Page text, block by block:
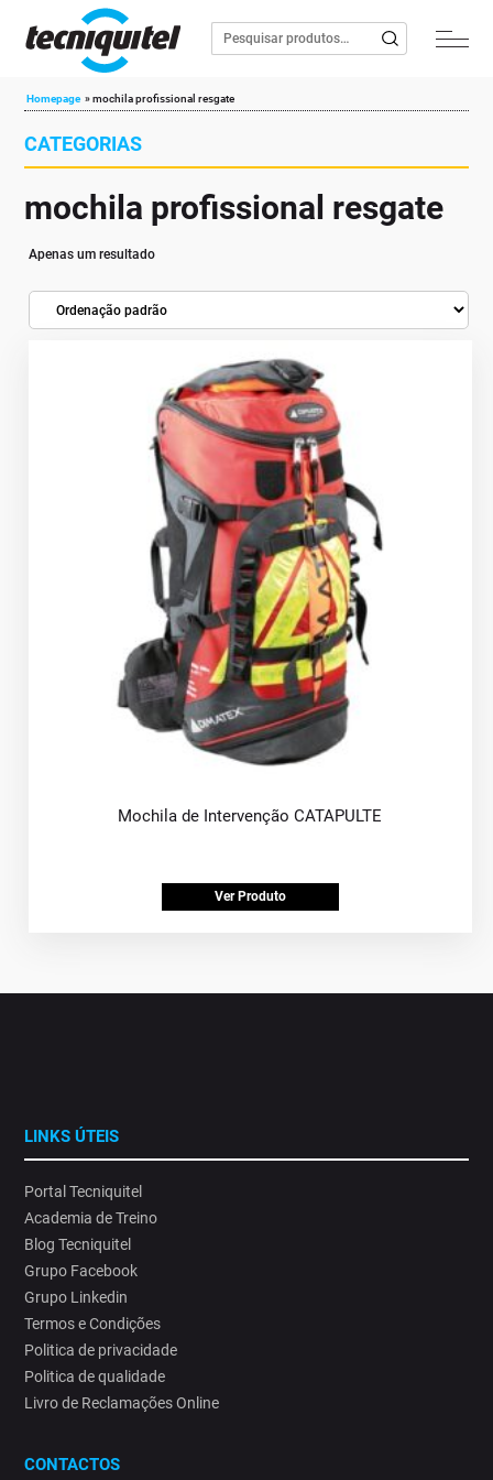
Homepage »mochila profissional resgate
CATEGORIAS
mochila profissional resgate
Apenas um resultado
Mochila de Intervenção CATAPULTE
Ver Produto
LINKS ÚTEIS
Portal Tecniquitel
Academia de Treino
Blog Tecniquitel
Grupo Facebook
Grupo Linkedin
Termos e Condições
Politica de privacidade
Politica de qualidade
Livro de Reclamações Online
CONTACTOS